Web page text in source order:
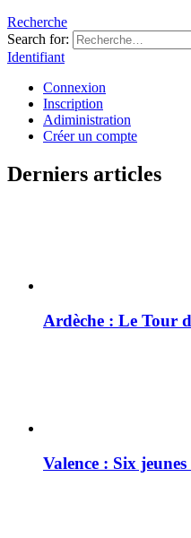
Recherche
Search for:
Identifiant
Connexion
Inscription
Adiministration
Créer un compte
Derniers articles
Ardèche : Le Tour
Valence : Six